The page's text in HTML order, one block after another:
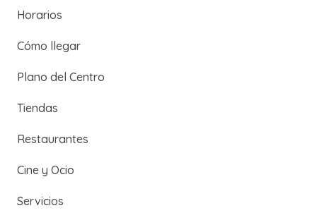
Horarios
Cómo llegar
Plano del Centro
Tiendas
Restaurantes
Cine y Ocio
Servicios